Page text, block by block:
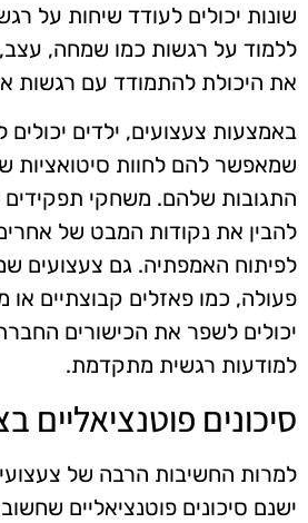
שונות יכולים לעודד שיחות על
ללמוד על רגשות כמו שמחה,
את היכולת להתמודד עם רגשות
באמצעות צעצועים, ילדים
שמאפשר להם לחוות סיטואציות
התגובות שלהם. משחקי תפקידים
להבין את נקודות המבט של
לפיתוח האמפתיה. גם צעצועים
פעולה, כמו פאזלים קבוצתיים
יכולים לשפר את הכישורים
למודעות רגשית מתקדמת.
סיכונים פוטנציאליים
למרות החשיבות הרבה של
ישנם סיכונים פוטנציאליים